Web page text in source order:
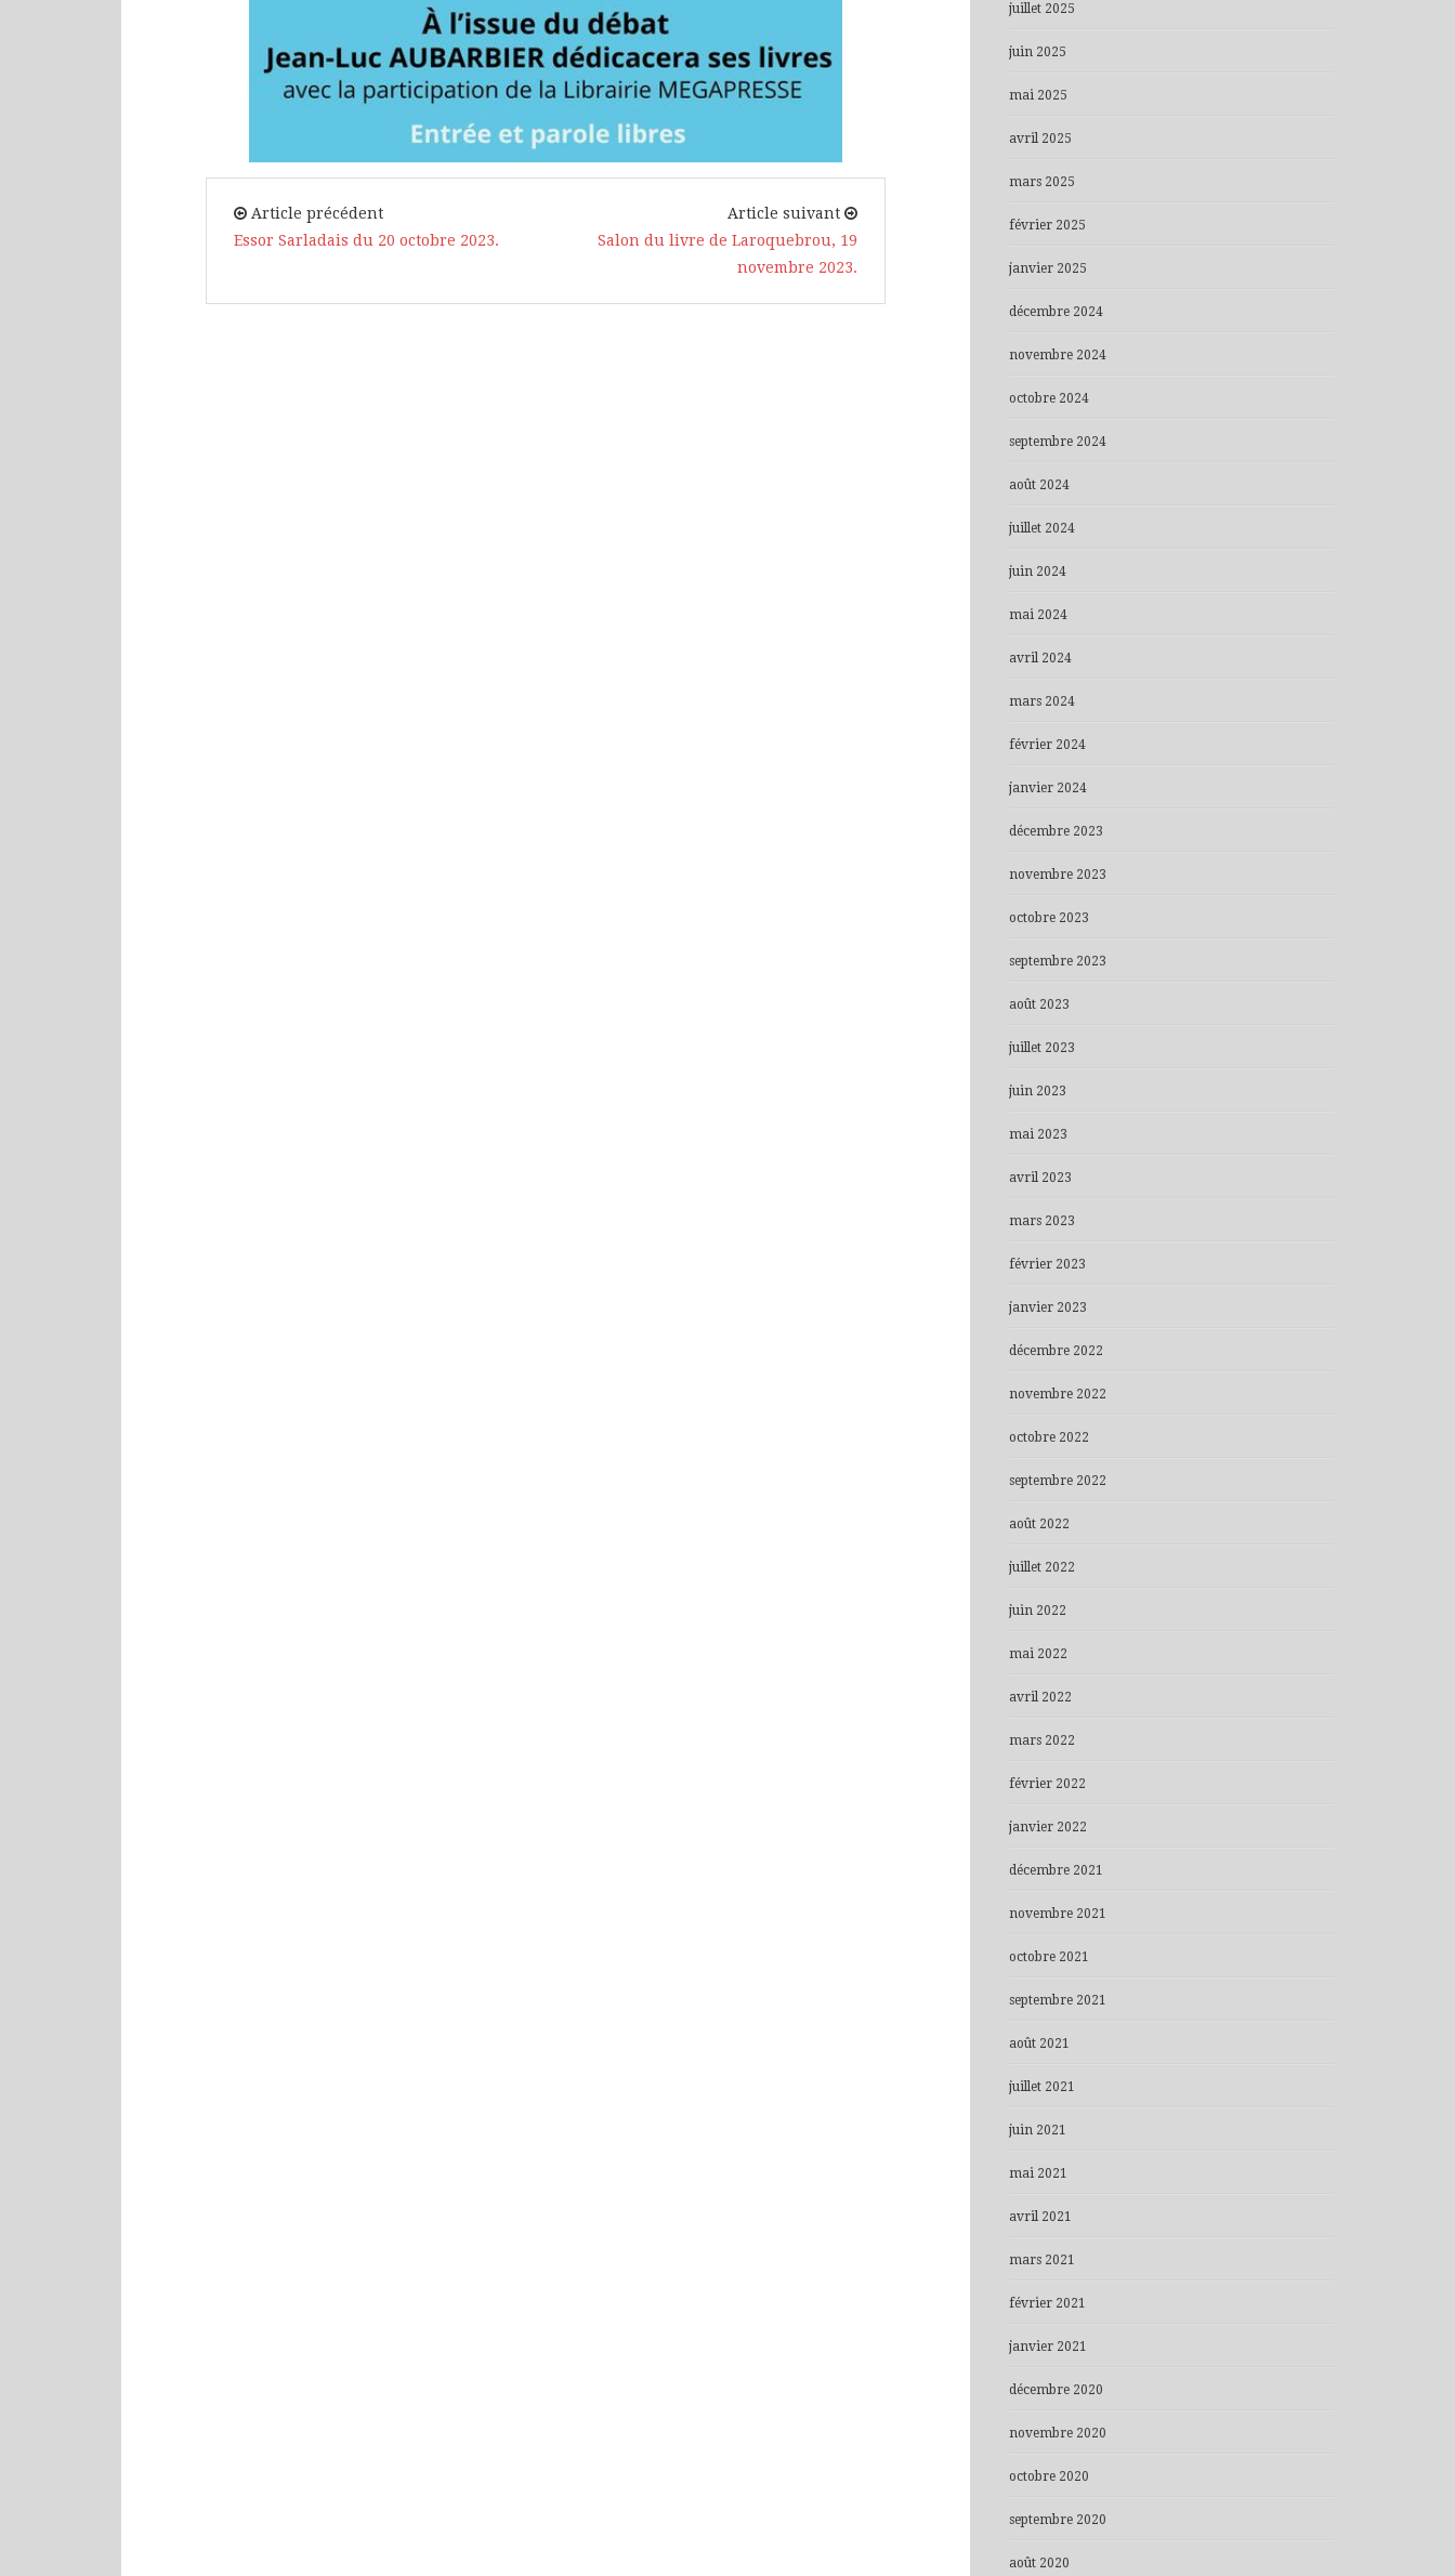
Article précédent
Essor Sarladais du 20 octobre 2023.
Article suivant
Salon du livre de Laroquebrou, 19
novembre 2023.
juillet 2025
juin 2025
mai 2025
avril 2025
mars 2025
février 2025
janvier 2025
décembre 2024
novembre 2024
octobre 2024
septembre 2024
août 2024
juillet 2024
juin 2024
mai 2024
avril 2024
mars 2024
février 2024
janvier 2024
décembre 2023
novembre 2023
octobre 2023
septembre 2023
août 2023
juillet 2023
juin 2023
mai 2023
avril 2023
mars 2023
février 2023
janvier 2023
décembre 2022
novembre 2022
octobre 2022
septembre 2022
août 2022
juillet 2022
juin 2022
mai 2022
avril 2022
mars 2022
février 2022
janvier 2022
décembre 2021
novembre 2021
octobre 2021
septembre 2021
août 2021
juillet 2021
juin 2021
mai 2021
avril 2021
mars 2021
février 2021
janvier 2021
décembre 2020
novembre 2020
octobre 2020
septembre 2020
août 2020